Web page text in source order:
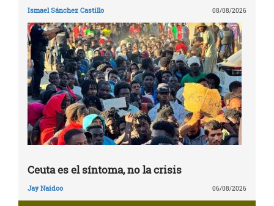
Ismael Sánchez Castillo 08/08/2026
Ceuta es el síntoma, no la crisis
Jay Naidoo 06/08/2026